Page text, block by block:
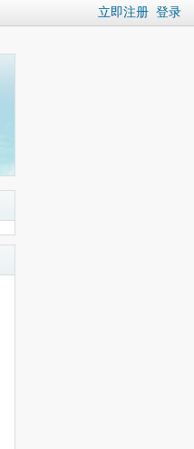
立即注册 登录